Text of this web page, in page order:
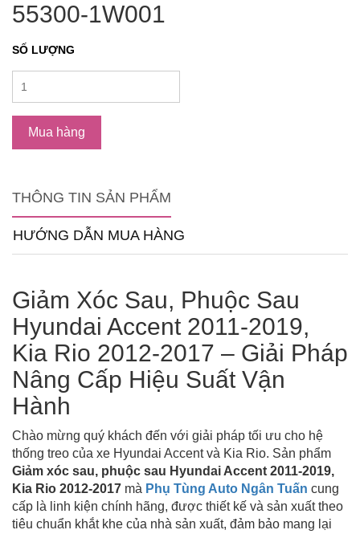
55300-1W001
SỐ LƯỢNG
Mua hàng
THÔNG TIN SẢN PHẨM
HƯỚNG DẪN MUA HÀNG
Giảm Xóc Sau, Phuộc Sau
Hyundai Accent 2011-2019,
Kia Rio 2012-2017 – Giải Pháp
Nâng Cấp Hiệu Suất Vận
Hành
Chào mừng quý khách đến với giải pháp tối ưu cho hệ
thống treo của xe Hyundai Accent và Kia Rio. Sản phẩm
Giảm xóc sau, phuộc sau Hyundai Accent 2011-2019,
Kia Rio 2012-2017 mà Phụ Tùng Auto Ngân Tuấn cung
cấp là linh kiện chính hãng, được thiết kế và sản xuất theo
tiêu chuẩn khắt khe của nhà sản xuất, đảm bảo mang lại